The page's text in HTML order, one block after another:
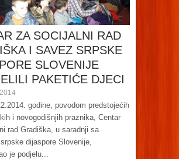
ZA SOCIJALNI RAD
I SAVEZ SRPSKE
SLOVENIJE
PAKETIĆE DJECI
godine, povodom predstojećih
i novogodišnjih praznika, Centar
rad Gradiška, u saradnji sa
dijaspore Slovenije,
je podjelu...